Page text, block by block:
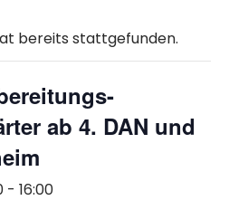
bereits stattgefunden.
ab 4. DAN und
- 16:00